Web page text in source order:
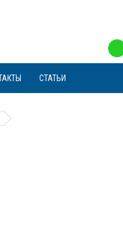
СТАТЬИ